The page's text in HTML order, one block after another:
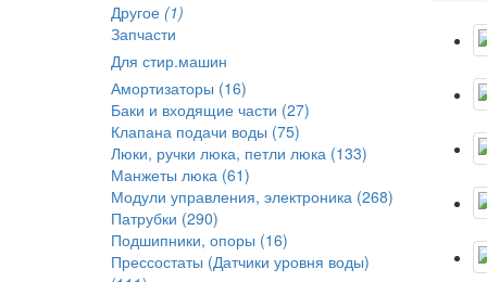
Другое (1)
Запчасти
Для стир.машин
Амортизаторы (16)
Баки и входящие части (27)
Клапана подачи воды (75)
Люки, ручки люка, петли люка (133)
Манжеты люка (61)
Модули управления, электроника (268)
Патрубки (290)
Подшипники, опоры (16)
Прессостаты (Датчики уровня воды)